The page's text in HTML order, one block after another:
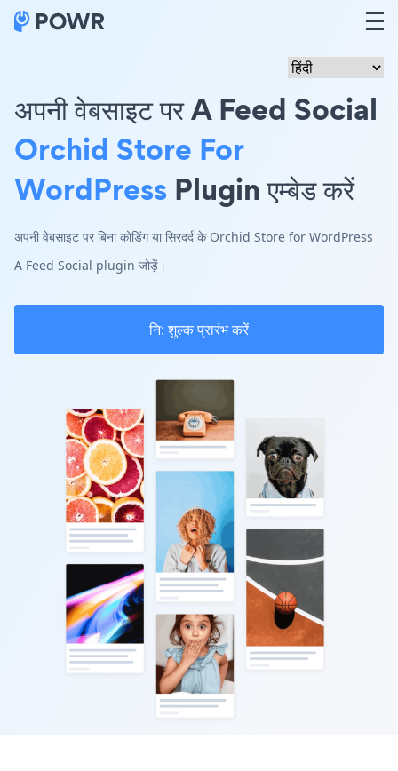
अपनी वेबसाइट पर A Feed Social
Orchid Store For
WordPress Plugin एम्बेड करें
अपनी वेबसाइट पर बिना कोडिंग या सिरदर्द के Orchid Store for WordPress
A Feed Social plugin जोड़ें।
नि: शुल्क प्रारंभ करें